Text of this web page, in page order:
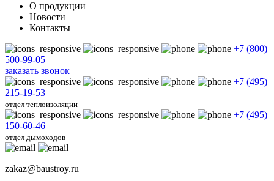
О продукции
Новости
Контакты
+7 (800)
500-99-05
заказать звонок
+7 (495)
215-19-53
отдел теплоизоляции
+7 (495)
150-60-46
отдел дымоходов
zakaz@baustroy.ru